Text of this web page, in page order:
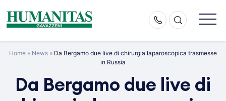
content
Home » News » Da Bergamo due live di chirurgia laparoscopica trasmesse
in Russia
Da Bergamo due live di